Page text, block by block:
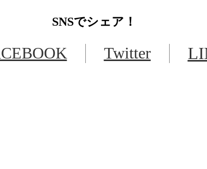
SNSでシェア！
Twitter